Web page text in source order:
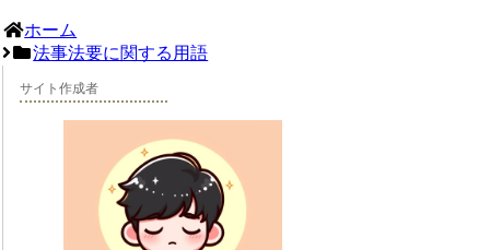
ホーム
法事法要に関する用語
サイト作成者